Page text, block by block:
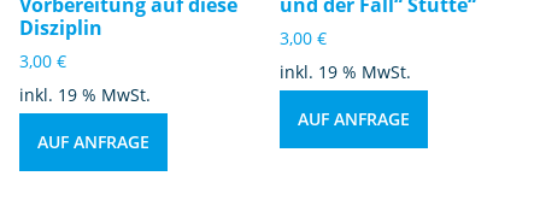
Disziplin
3,00 €
inkl. 19 % MwSt.
AUF ANFRAGE
3,00€
inkl. 19 % MwSt.
AUF ANFRAGE